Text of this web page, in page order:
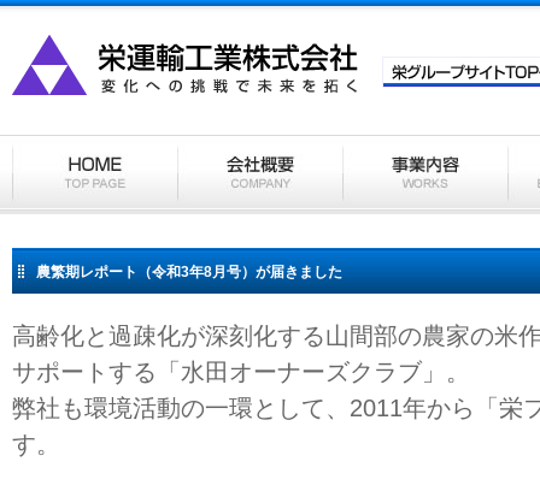
農繁期レポート（令和3年8月号）が届きました
高齢化と過疎化が深刻化する山間部の農家の米
サポートする「水田オーナーズクラブ」。
弊社も環境活動の一環として、2011年から「栄
す。